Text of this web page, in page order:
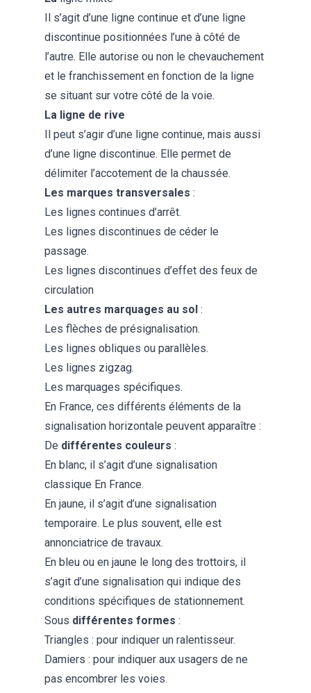
Il s’agit d’une ligne continue et d’une ligne
discontinue positionnées l’une à côté de
l’autre. Elle autorise ou non le chevauchement
et le franchissement en fonction de la ligne
se situant sur votre côté de la voie.
La ligne de rive
Il peut s’agir d’une ligne continue, mais aussi
d’une ligne discontinue. Elle permet de
délimiter l’accotement de la chaussée.
Les marques transversales :
Les lignes continues d’arrêt.
Les lignes discontinues de céder le
passage.
Les lignes discontinues d’effet des feux de
circulation
Les autres marquages au sol :
Les flèches de présignalisation.
Les lignes obliques ou parallèles.
Les lignes zigzag.
Les marquages spécifiques.
En France, ces différents éléments de la
signalisation horizontale peuvent apparaître :
De différentes couleurs :
En blanc, il s’agit d’une signalisation
classique En France.
En jaune, il s’agit d’une signalisation
temporaire. Le plus souvent, elle est
annonciatrice de travaux.
En bleu ou en jaune le long des trottoirs, il
s’agit d’une signalisation qui indique des
conditions spécifiques de stationnement.
Sous différentes formes :
Triangles : pour indiquer un ralentisseur.
Damiers : pour indiquer aux usagers de ne
pas encombrer les voies.